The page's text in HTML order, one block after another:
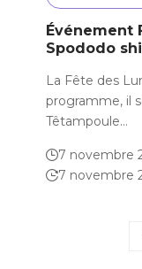
Événement
Spododo
La Fête des
programme, il
Têtampoule…
7 novembre
7 novembre